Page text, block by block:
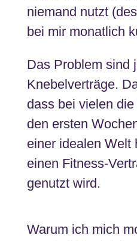
niemand nutzt
bei mir monatlich
Das Problem sind
Knebelverträge.
dass bei vielen
den ersten
einer idealen Welt
einen Fitness-
genutzt wird.
Warum ich mich